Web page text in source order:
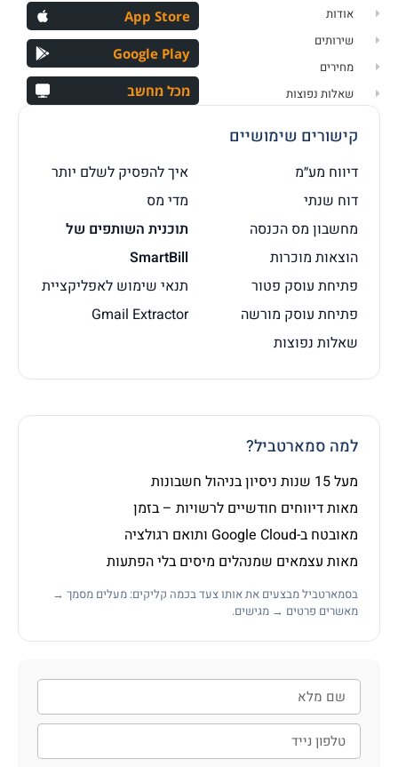
אודות
שירותים
מחירים
שאלות נפוצות
App Store
Google Play
מכל מחשב
קישורים שימושיים
דיווח מע״מ
דוח שנתי
מחשבון מס הכנסה
הוצאות מוכרות
פתיחת עוסק פטור
פתיחת עוסק מורשה
שאלות נפוצות
איך להפסיק לשלם יותר
מדי מס
תוכנית השותפים של
SmartBill
תנאי שימוש לאפליקציית
Gmail Extractor
למה סמארטביל?
מעל 15 שנות ניסיון בניהול חשבונות
מאות דיווחים חודשיים לרשויות – בזמן
מאובטח ב-Google Cloud ותואם רגולציה
מאות עצמאים שמנהלים מיסים בלי הפתעות
בסמארטביל מבצעים את אותו צעד בכמה קליקים: מעלים מסמך →
מאשרים פרטים → מגישים.